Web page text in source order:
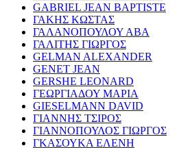
GABRIEL JEAN BAPTISTE
ΓΑΚΗΣ ΚΩΣΤΑΣ
ΓΑΛΑΝΟΠΟΥΛΟΥ ΑΒΑ
ΓΑΛΙΤΗΣ ΓΙΩΡΓΟΣ
GELMAN ALEXANDER
GENET JEAN
GERSHE LEONARD
ΓΕΩΡΓΙΑΔΟΥ ΜΑΡΙΑ
GIESELMANN DAVID
ΓΙΑΝΝΗΣ ΤΣΙΡΟΣ
ΓΙΑΝΝΟΠΟΥΛΟΣ ΓΙΩΡΓΟΣ
ΓΚΑΣΟΥΚΑ ΕΛΕΝΗ